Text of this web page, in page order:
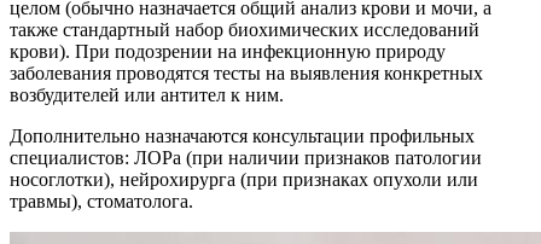
целом (обычно назначается общий анализ крови и мочи, а
также стандартный набор биохимических исследований
крови). При подозрении на инфекционную природу
заболевания проводятся тесты на выявления конкретных
возбудителей или антител к ним.
Дополнительно назначаются консультации профильных
специалистов: ЛОРа (при наличии признаков патологии
носоглотки), нейрохирурга (при признаках опухоли или
травмы), стоматолога.